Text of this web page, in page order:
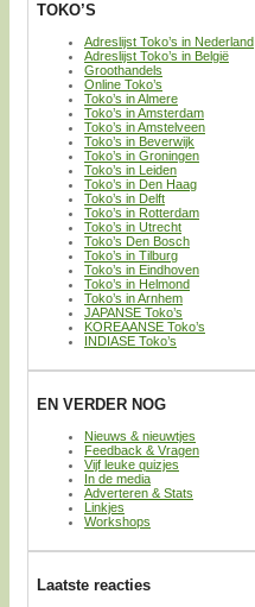
TOKO’S
Adreslijst Toko’s in Nederland
Adreslijst Toko’s in België
Groothandels
Online Toko’s
Toko’s in Almere
Toko’s in Amsterdam
Toko’s in Amstelveen
Toko’s in Beverwijk
Toko’s in Groningen
Toko’s in Leiden
Toko’s in Den Haag
Toko’s in Delft
Toko’s in Rotterdam
Toko’s in Utrecht
Toko’s Den Bosch
Toko’s in Tilburg
Toko’s in Eindhoven
Toko’s in Helmond
Toko’s in Arnhem
JAPANSE Toko’s
KOREAANSE Toko’s
INDIASE Toko’s
EN VERDER NOG
Nieuws & nieuwtjes
Feedback & Vragen
Vijf leuke quizjes
In de media
Adverteren & Stats
Linkjes
Workshops
Laatste reacties